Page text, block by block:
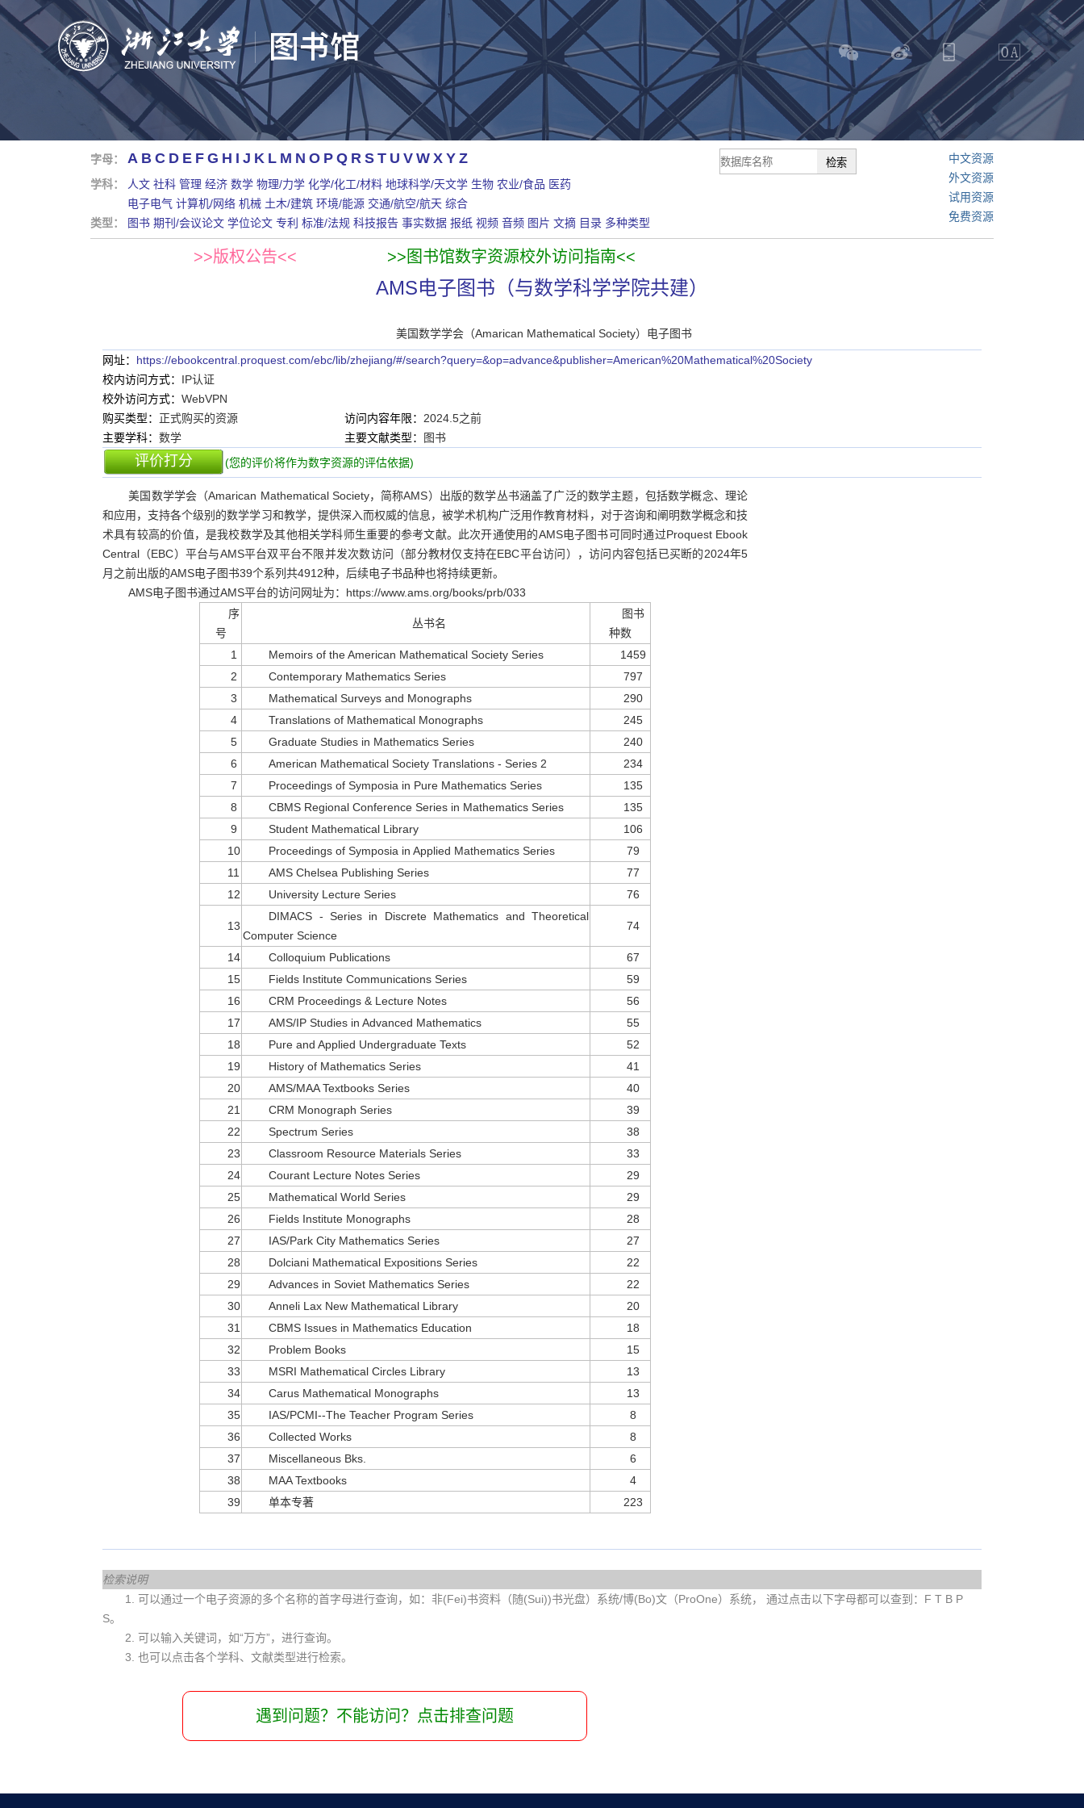
字母： A B C D E F G H I J K L M N O P Q R S T U V W X Y Z
学科： 人文 社科 管理 经济 数学 物理/力学 化学/化工/材料 地球科学/天文学 生物 农业/食品 医药
电子电气 计算机/网络 机械 土木/建筑 环境/能源 交通/航空/航天 综合
类型：
图书 期刊/会议论文 学位论文 专利 标准/法规 科技报告 事实数据 报纸 视频 音频 图片 文摘 目录 多种类型
中文资源
外文资源
试用资源
免费资源
>>版权公告<< >>图书馆数字资源校外访问指南<<
AMS电子图书（与数学科学学院共建）
美国数学学会（Amarican Mathematical Society）电子图书
网址： https://ebookcentral.proquest.com/ebc/lib/zhejiang/#/search?query=&op=advance&publisher=American%20Mathematical%20Society
校内访问方式： IP认证
校外访问方式： WebVPN
购买类型： 正式购买的资源 访问内容年限： 2024.5之前
主要学科： 数学 主要文献类型： 图书
评价打分 (您的评价将作为数字资源的评估依据)
美国数学学会（Amarican Mathematical Society，简称AMS）出版的数学丛书涵盖了广泛的数学主题，包括数学概念、理论
和应用，支持各个级别的数学学习和教学，提供深入而权威的信息，被学术机构广泛用作教育材料，对于咨询和阐明数学概念和技
术具有较高的价值，是我校数学及其他相关学科师生重要的参考文献。此次开通使用的AMS电子图书可同时通过Proquest Ebook
Central（EBC）平台与AMS平台双平台不限并发次数访问（部分教材仅支持在EBC平台访问），访问内容包括已买断的2024年5
月之前出版的AMS电子图书39个系列共4912种，后续电子书品种也将持续更新。
AMS电子图书通过AMS平台的访问网址为：https://www.ams.org/books/prb/033
序
号
丛书名
图书
种数
1
Memoirs of the American Mathematical Society Series
1459
2
Contemporary Mathematics Series
797
3
Mathematical Surveys and Monographs
290
4
Translations of Mathematical Monographs
245
5
Graduate Studies in Mathematics Series
240
6
American Mathematical Society Translations - Series 2
234
7
Proceedings of Symposia in Pure Mathematics Series
135
8
CBMS Regional Conference Series in Mathematics Series
135
9
Student Mathematical Library
106
10
Proceedings of Symposia in Applied Mathematics Series
79
11
AMS Chelsea Publishing Series
77
12
University Lecture Series 76
13
DIMACS - Series in Discrete Mathematics and Theoretical
Computer Science
74
14 Colloquium Publications
67
15
Fields Institute Communications Series
59
16
CRM Proceedings & Lecture Notes
56
17
AMS/IP Studies in Advanced Mathematics
55
18
Pure and Applied Undergraduate Texts
52
19
History of Mathematics Series
41
20
AMS/MAA Textbooks Series
40
21
CRM Monograph Series
39
22
Spectrum Series
38
23
Classroom Resource Materials Series
33
24
Courant Lecture Notes Series
29
25
Mathematical World Series
29
26
Fields Institute Monographs
28
27
IAS/Park City Mathematics Series
27
28
Dolciani Mathematical Expositions Series
22
29
Advances in Soviet Mathematics Series
22
30
Anneli Lax New Mathematical Library
20
31
CBMS Issues in Mathematics Education
18
32
Problem Books
15
33
MSRI Mathematical Circles Library
13
34
Carus Mathematical Monographs
13
35
IAS/PCMI--The Teacher Program Series
8
36
Collected Works
8
37
Miscellaneous Bks.
6
38
MAA Textbooks
4
39
单本专著 223
检索说明
1. 可以通过一个电子资源的多个名称的首字母进行查询，如：非(Fei)书资料（随(Sui))书光盘）系统/博(Bo)文（ProOne）系统， 通过点击以下字母都可以查到：F T B P
S。
2. 可以输入关键词，如“万方”，进行查询。
3. 也可以点击各个学科、文献类型进行检索。
遇到问题？不能访问？点击排查问题